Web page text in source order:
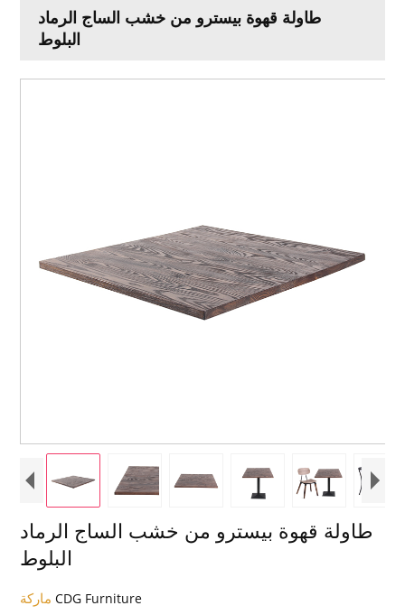
طاولة قهوة بيسترو من خشب الساج الرماد
البلوط
طاولة قهوة بيسترو من خشب الساج الرماد
البلوط
ماركةCDG Furniture